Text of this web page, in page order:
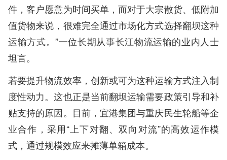
件，客户愿意为时间买单，而对于大宗散货、低附加
值货物来说，很难完全通过市场化方式选择翻坝这种
运输方式。”一位长期从事长江物流运输的业内人士
坦言。
若要提升物流效率，创新或可为这种运输方式注入制
度性动力。这也正是当前翻坝运输需要政策引导和补
贴支持的原因。目前，宜港集团与重庆民生轮船等企
业合作，采用“上下对翻、双向对流”的高效运作模
式，通过规模效应来摊薄单箱成本。